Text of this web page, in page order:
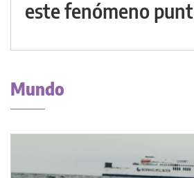
este fenómeno
Mundo